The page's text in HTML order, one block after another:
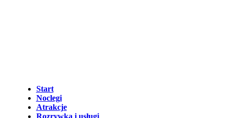
Start
Noclegi
Atrakcje
Rozrywka i usługi